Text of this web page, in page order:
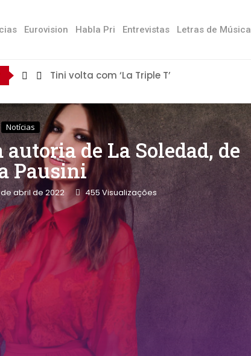
Eurovision Habla Pri Entrevistas Letras de Música
Tini volta com ‘La Triple T’
Notícias
de La Soledad, de
Pausini
de abril de 2022 455 Visualizações